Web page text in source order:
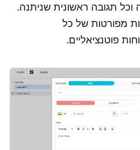
וכל תגובה ראשונית שניתנה.
מפורטות של כל
פוטנציאליים.